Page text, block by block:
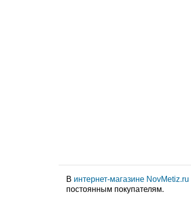
В интернет-магазине NovMetiz.ru
постоянным покупателям.